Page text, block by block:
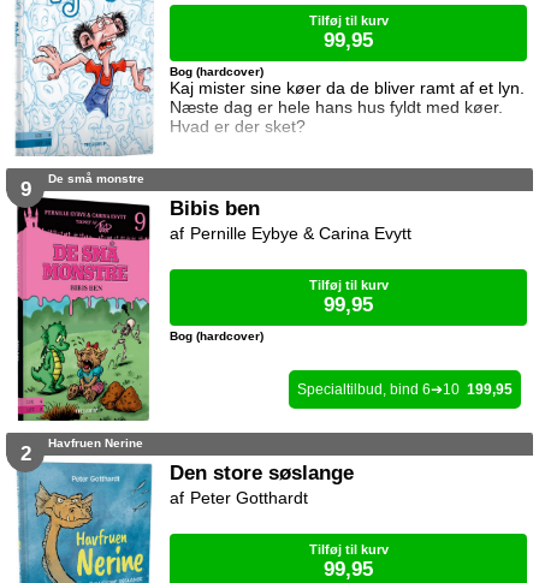
Kaj mister sine køer da de bliver ramt af et lyn.
Næste dag er hele hans hus fyldt med køer.
Hvad er der sket?
Bog (hardcover)
Tilføj til kurv
99,95
9 De små monstre
Bibis ben
Bog (hardcover)
Pernille Eybye & Carina Evytt
Tilføj til kurv
99,95
6 10 199,95
2 Havfruen Nerine
Den store søslange
Peter Gotthardt
Tilføj til kurv
99,95